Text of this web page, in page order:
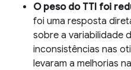
O peso do TTI foi
foi uma resposta
sobre a variabilidade
inconsistências nas
levaram a melhorias